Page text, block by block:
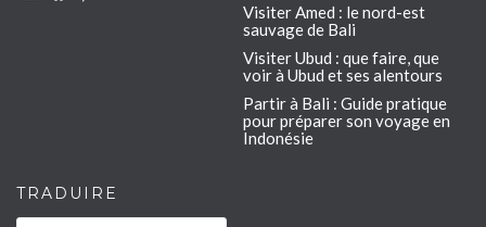
Visiter Amed : le nord-est
sauvage de Bali
Visiter Ubud : que faire, que
voir à Ubud et ses alentours
Partir à Bali : Guide pratique
pour préparer son voyage en
Indonésie
TRADUIRE